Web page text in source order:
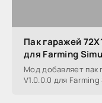
Пак гаражей
для Farming
Мод добавляет пак
V1.0.0.0 для Farming